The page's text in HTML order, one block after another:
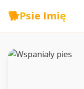
🐕Psie Imię